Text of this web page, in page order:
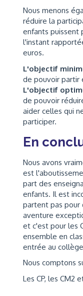
Nous menons
réduire la
enfants puissent
l'instant
euros.
L'objectif
de pouvoir partir
L'objectif
de pouvoir
aider celles qui
participer.
En
Nous avons
est
part des
enfants. Il est
partent pas pour
aventure
et c'est pour les
ensemble en
entrée au
Nous comptons
Les CP, les CM2